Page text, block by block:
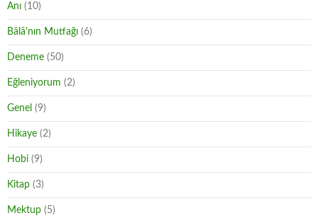
Anı (10)
Bâlâ'nın Mutfağı (6)
Deneme (50)
Eğleniyorum (2)
Genel (9)
Hikaye (2)
Hobi (9)
Kitap (3)
Mektup (5)